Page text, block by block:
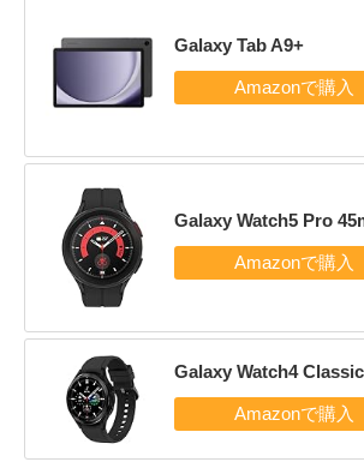
Galaxy Tab A9+
Galaxy Watch5 Pro
Galaxy Watch4